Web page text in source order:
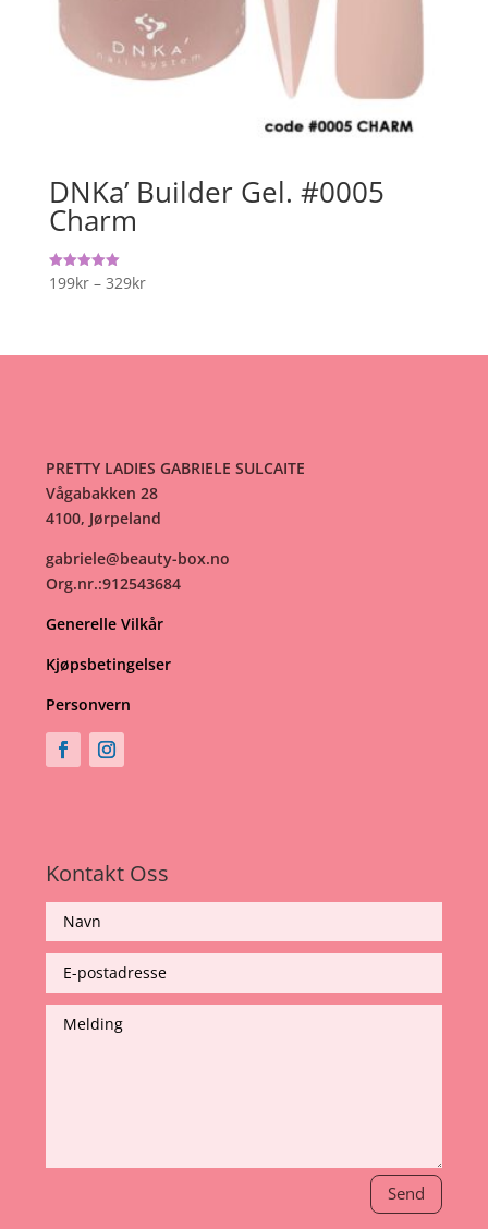
DNKa’ Builder Gel. #0005
Charm
Vurdert
5.00
199kr – 329krPrisområde:
329kr
PRETTY LADIES GABRIELE SULCAITE
Vågabakken 28
4100, Jørpeland
gabriele@beauty-box.no
Org.nr.:912543684
Generelle Vilkår
Kjøpsbetingelser
Personvern
Kontakt Oss
Send